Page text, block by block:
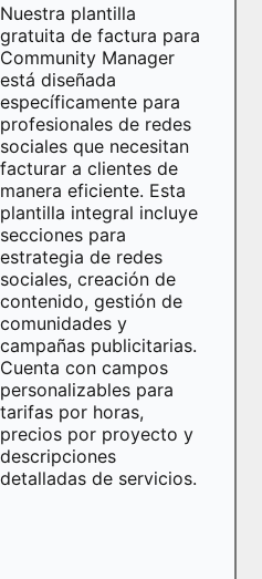
Nuestra plantilla
gratuita de factura para
Community Manager
está diseñada
específicamente para
profesionales de redes
sociales que necesitan
facturar a clientes de
manera eficiente. Esta
plantilla integral incluye
secciones para
estrategia de redes
sociales, creación de
contenido, gestión de
comunidades y
campañas publicitarias.
Cuenta con campos
personalizables para
tarifas por horas,
precios por proyecto y
descripciones
detalladas de servicios.